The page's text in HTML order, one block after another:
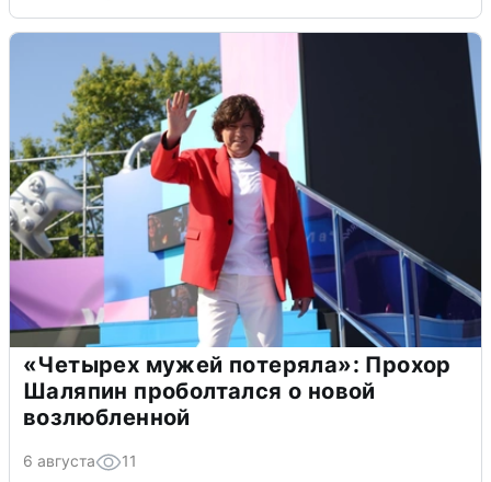
«Четырех мужей потеряла»: Прохор
Шаляпин проболтался о новой
возлюбленной
6 августа 11